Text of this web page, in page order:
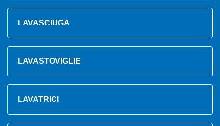
LAVASCIUGA
LAVASTOVIGLIE
LAVATRICI